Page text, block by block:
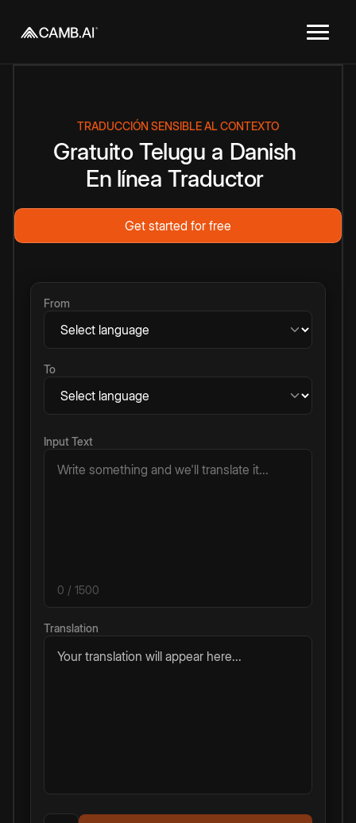
TRADUCCIÓN SENSIBLE AL CONTEXTO
Gratuito Telugu a Danish
En línea Traductor
Get started for free
From
To
Input Text
0 / 1500
Translation
Your translation will appear here...